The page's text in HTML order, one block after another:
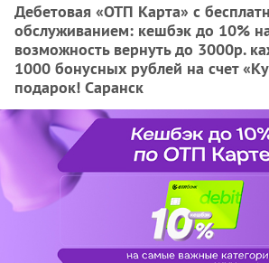
Дебетовая «ОТП Карта» с
обслуживанием: кешбэк до 10%
возможность вернуть до 3000р.
1000 бонусных рублей на счет
подарок! Саранск